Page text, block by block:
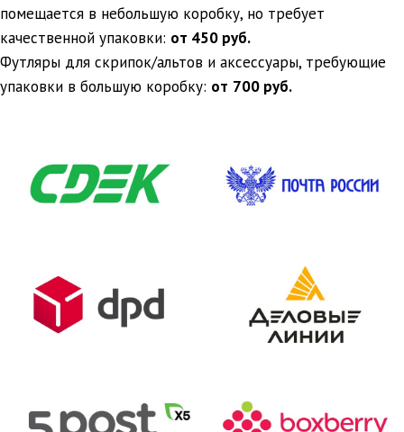
помещается в небольшую коробку, но требует
качественной упаковки: от 450 руб.
Футляры для скрипок/альтов и аксессуары, требующие
упаковки в большую коробку: от 700 руб.